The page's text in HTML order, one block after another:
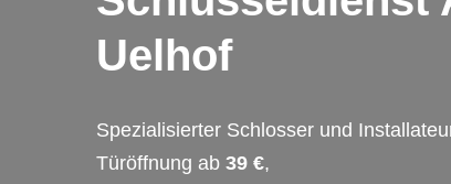
Uelhof
Spezialisierter Schlosser und
Türöffnung ab 39 €,